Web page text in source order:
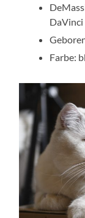
DaVinci
Farbe: